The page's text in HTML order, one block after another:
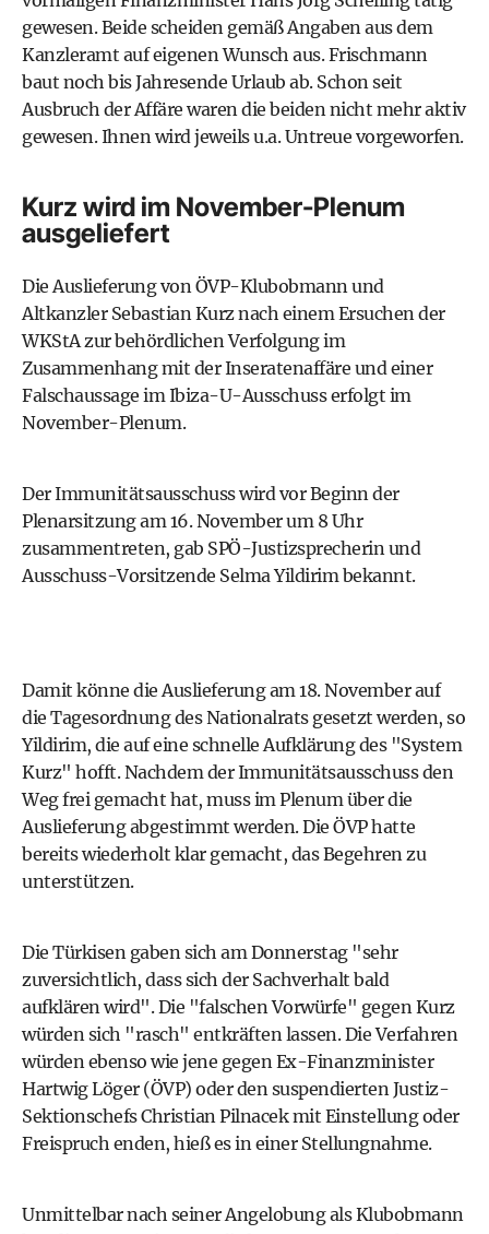
gewesen. Beide scheiden gemäß Angaben aus dem
Kanzleramt auf eigenen Wunsch aus. Frischmann
baut noch bis Jahresende Urlaub ab. Schon seit
Ausbruch der Affäre waren die beiden nicht mehr aktiv
gewesen. Ihnen wird jeweils u.a. Untreue vorgeworfen.
Kurz wird im November-Plenum
ausgeliefert
Die Auslieferung von ÖVP-Klubobmann und
Altkanzler Sebastian Kurz nach einem Ersuchen der
WKStA zur behördlichen Verfolgung im
Zusammenhang mit der Inseratenaffäre und einer
Falschaussage im Ibiza-U-Ausschuss erfolgt im
November-Plenum.
Der Immunitätsausschuss wird vor Beginn der
Plenarsitzung am 16. November um 8 Uhr
zusammentreten, gab SPÖ-Justizsprecherin und
Ausschuss-Vorsitzende Selma Yildirim bekannt.
Damit könne die Auslieferung am 18. November auf
die Tagesordnung des Nationalrats gesetzt werden, so
Yildirim, die auf eine schnelle Aufklärung des "System
Kurz" hofft. Nachdem der Immunitätsausschuss den
Weg frei gemacht hat, muss im Plenum über die
Auslieferung abgestimmt werden. Die ÖVP hatte
bereits wiederholt klar gemacht, das Begehren zu
unterstützen.
Die Türkisen gaben sich am Donnerstag "sehr
zuversichtlich, dass sich der Sachverhalt bald
aufklären wird". Die "falschen Vorwürfe" gegen Kurz
würden sich "rasch" entkräften lassen. Die Verfahren
würden ebenso wie jene gegen Ex-Finanzminister
Hartwig Löger (ÖVP) oder den suspendierten Justiz-
Sektionschefs Christian Pilnacek mit Einstellung oder
Freispruch enden, hieß es in einer Stellungnahme.
Unmittelbar nach seiner Angelobung als Klubobmann